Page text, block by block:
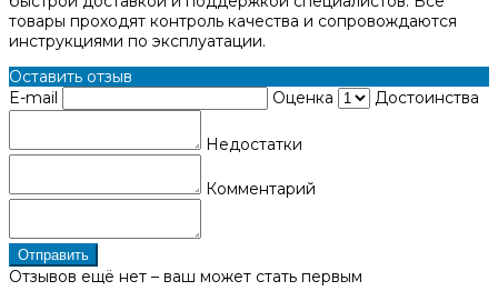
товары проходят контроль качества и сопровождаются
инструкциями по эксплуатации.
Оставить отзыв
E-mail
Оценка Достоинства
Недостатки
Комментарий
Отправить
Отзывов ещё нет – ваш может стать первым